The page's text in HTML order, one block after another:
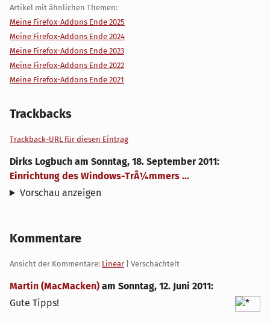
Artikel mit ähnlichen Themen:
Meine Firefox-Addons Ende 2025
Meine Firefox-Addons Ende 2024
Meine Firefox-Addons Ende 2023
Meine Firefox-Addons Ende 2022
Meine Firefox-Addons Ende 2021
Trackbacks
Trackback-URL für diesen Eintrag
Dirks Logbuch am Sonntag, 18. September 2011:
Einrichtung des Windows-TrÃ¼mmers ...
Vorschau anzeigen
Kommentare
Ansicht der Kommentare: Linear | Verschachtelt
Martin (MacMacken) am Sonntag, 12. Juni 2011:
Gute Tipps!